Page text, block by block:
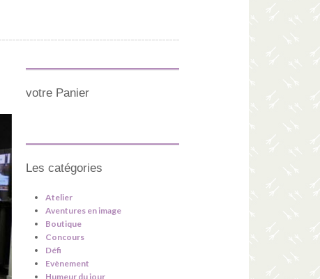
votre Panier
Les catégories
Atelier
Aventures en image
Boutique
Concours
Défi
Evènement
Humeur du jour